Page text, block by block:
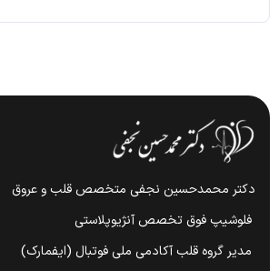
دکتر محمدحسین نجفی متخصص قلب و عروق
فلوشیپ فوق تخصص آنژیوپلاستی
مدیر گروه قلب آکادمی ملی فوتبال (ایفمارک)